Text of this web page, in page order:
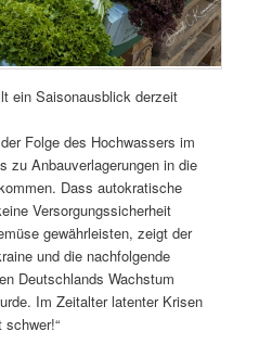
ein Saisonausblick derzeit
Folge des Hochwassers im
zu Anbauverlagerungen in die
Dass autokratische
Versorgungssicherheit
gewährleisten, zeigt der
und die nachfolgende
Deutschlands Wachstum
Im Zeitalter latenter Krisen